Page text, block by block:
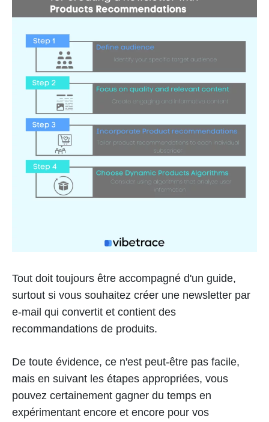
Tout doit toujours être accompagné d'un guide,
surtout si vous souhaitez créer une newsletter par
e-mail qui convertit et contient des
recommandations de produits.
De toute évidence, ce n'est peut-être pas facile,
mais en suivant les étapes appropriées, vous
pouvez certainement gagner du temps en
expérimentant encore et encore pour vos